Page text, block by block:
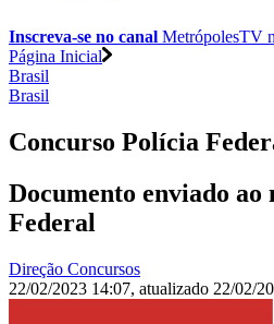
Inscreva-se no canal MetrópolesTV
Página Inicial
Brasil
Brasil
Concurso Polícia
Documento enviado
Federal
Direção Concursos
22/02/2023 14:07, atualizado 22/02/